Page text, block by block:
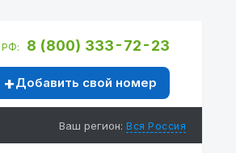
РФ: 8 (800) 333-72-23
Добавить свой номер
Ваш регион: Вся Россия